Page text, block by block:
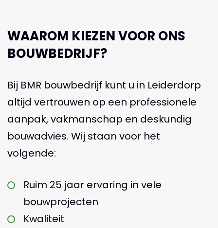
WAAROM KIEZEN VOOR ONS
BOUWBEDRIJF?
Bij BMR bouwbedrijf kunt u in Leiderdorp
altijd vertrouwen op een professionele
aanpak, vakmanschap en deskundig
bouwadvies. Wij staan voor het
volgende:
Ruim 25 jaar ervaring in vele
bouwprojecten
Kwaliteit